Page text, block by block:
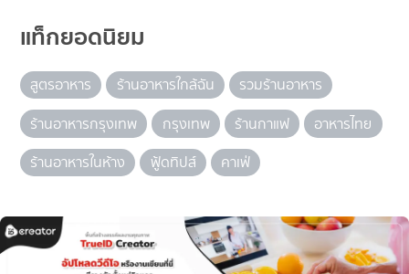
แท็กยอดนิยม
สูตรอาหาร ร้านอาหารใกล้ฉัน
รวมร้านอาหาร
ร้านอาหารกรุงเทพ
กรุงเทพ ร้านกาแฟ
อาหารไทย
ร้านอาหารในห้าง
ฟู้ดทิปส์ คาเฟ่